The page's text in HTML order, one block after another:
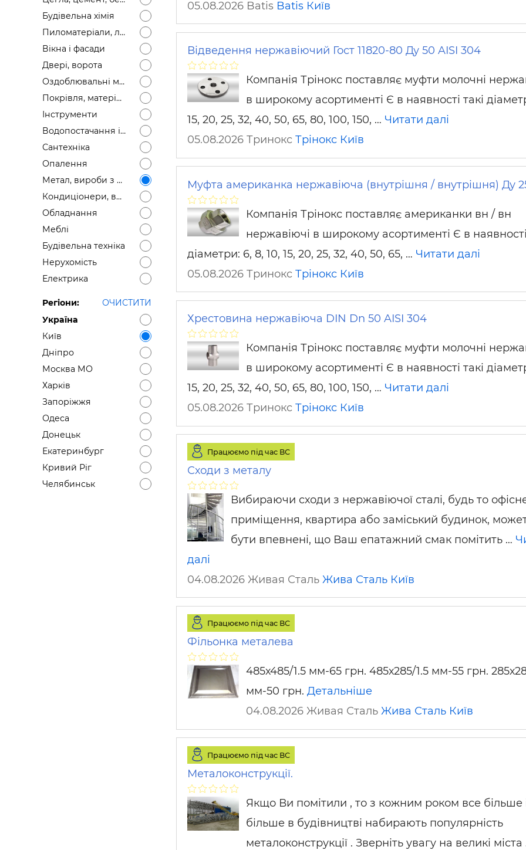
Будівельні і ремонтні послуги
Резюме
Будівельна хімія
Пиломатеріали, лісоматеріали
Вікна і фасади
Двері, ворота
Оздоблювальні матеріали
Покрівля, матеріали
Інструменти
Водопостачання і каналізація
Сантехніка
Опалення
Метал, вироби з металу
Кондиціонери, вентиляція
Обладнання
Меблі
Будівельна техніка
Нерухомість
Електрика
Регіони:
ОЧИСТИТИ
Україна
Київ
Дніпро
Москва МО
Харків
Запоріжжя
Одеса
Донецьк
Екатеринбург
Кривий Ріг
Челябинськ
05.08.2026 Batis Batis Київ
Відведення нержавіючий Гост 11820-80 Ду 50 AISI 304
Компанія Трінокс поставляє муфти молочні
в широкому асортименті Є в наявності такі
15, 20, 25, 32, 40, 50, 65, 80, 100, 150, … Читати далі
05.08.2026 Тринокс Трінокс Київ
Муфта американка нержавіюча (внутрішня / внутрішня) Ду
Компанія Трінокс поставляє американки вн / вн
нержавіючі в широкому асортименті Є в наявності
діаметри: 6, 8, 10, 15, 20, 25, 32, 40, 50, 65, … Читати далі
05.08.2026 Тринокс Трінокс Київ
Хрестовина нержавіюча DIN Dn 50 AISI 304
Компанія Трінокс поставляє муфти молочні
в широкому асортименті Є в наявності такі
15, 20, 25, 32, 40, 50, 65, 80, 100, 150, … Читати далі
05.08.2026 Тринокс Трінокс Київ
Працюємо під час ВС
Сходи з металу
Вибираючи сходи з нержавіючої сталі, будь то
приміщення, квартира або заміський будинок,
бути впевнені, що Ваш епатажний смак помітить …
далі
04.08.2026 Живая Сталь Жива Сталь Київ
Працюємо під час ВС
Фільонка металева
485х485/1.5 мм-65 грн. 485х285/1.5 мм-55 грн.
мм-50 грн. Детальніше
04.08.2026 Живая Сталь Жива Сталь Київ
Працюємо під час ВС
Металоконструкції.
Якщо Ви помітили , то з кожним роком все більше
більше в будівництві набирають популярність
металоконструкції . Зверніть увагу на великі міста